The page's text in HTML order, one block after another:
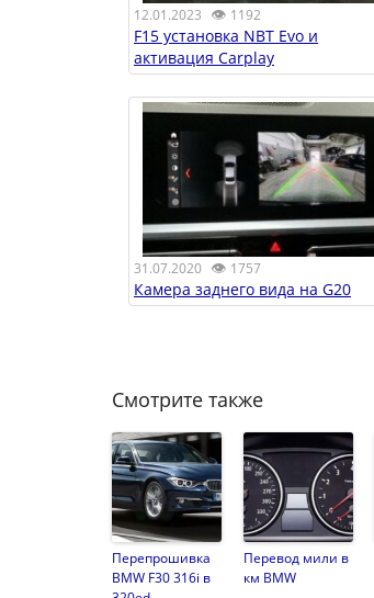
12.01.2023 👁 1192
F15 установка NBT Evo и
активация Carplay
31.07.2020 👁 1757
Камера заднего вида на G20
Смотрите также
Перепрошивка
BMW F30 316i в
Перевод мили в
км BMW